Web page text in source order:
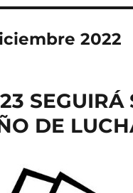
2022
SEGUIRÁ
DE